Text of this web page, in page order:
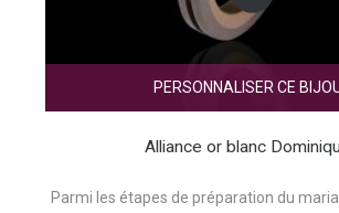
PERSONNALISER CE
Alliance or blanc
Parmi les étapes de préparation du